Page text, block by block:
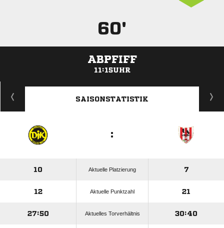
60'
ABPFIFF
11:15UHR
ANZEIGE
SAISONSTATISTIK
:
10 Aktuelle Platzierung 7
12 Aktuelle Punktzahl 21
27:50 Aktuelles Torverhältnis 30:40